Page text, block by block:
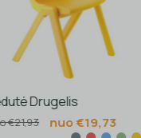
Drugelis
nuo €19,73